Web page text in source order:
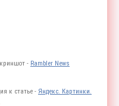
- Rambler News
к статье - Яндекс. Картинки.